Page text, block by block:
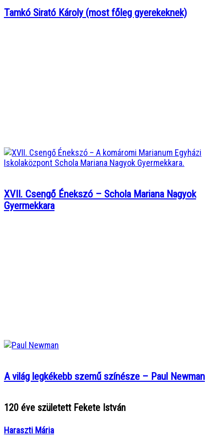
Tamkó Sirató Károly (most főleg gyerekeknek)
XVII. Csengő Énekszó – Schola Mariana Nagyok
Gyermekkara
A világ legkékebb szemű színésze – Paul Newman
120 éve született Fekete István
Haraszti Mária